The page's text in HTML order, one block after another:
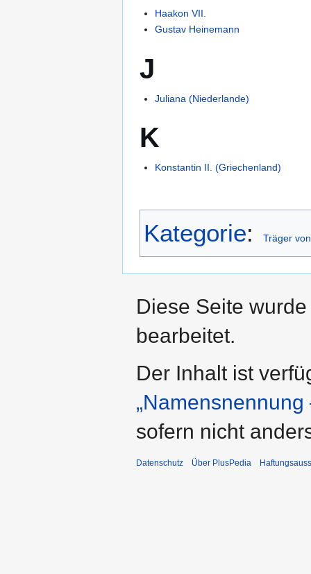
Haakon VII.
Gustav Heinemann
J
Juliana (Niederlande)
K
Konstantin II. (Griechenland)
Kategorie: Träger
Diese Seite
bearbeitet.
Der Inhalt ist
sofern nicht
Datenschutz Über PlusPedia